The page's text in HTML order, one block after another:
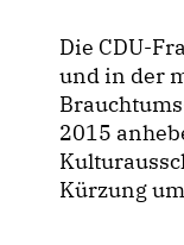
Die CDU-
und in der
2015
Kürzung